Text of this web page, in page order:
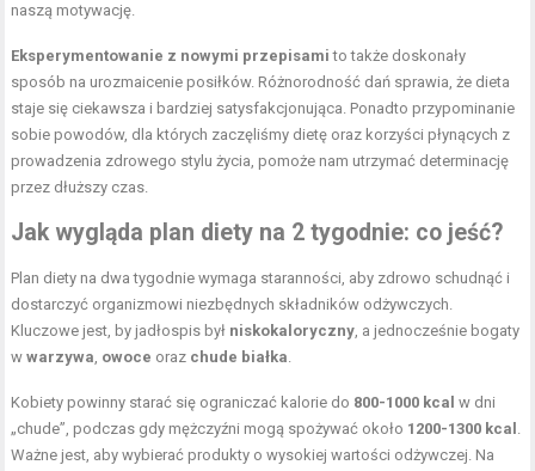
naszą motywację.
Eksperymentowanie z nowymi przepisami to także doskonały
sposób na urozmaicenie posiłków. Różnorodność dań sprawia, że dieta
staje się ciekawsza i bardziej satysfakcjonująca. Ponadto przypominanie
sobie powodów, dla których zaczęliśmy dietę oraz korzyści płynących z
prowadzenia zdrowego stylu życia, pomoże nam utrzymać determinację
przez dłuższy czas.
Jak wygląda plan diety na 2 tygodnie: co jeść?
Plan diety na dwa tygodnie wymaga staranności, aby zdrowo schudnąć i
dostarczyć organizmowi niezbędnych składników odżywczych.
Kluczowe jest, by jadłospis był niskokaloryczny, a jednocześnie bogaty
wwarzywa, owoce oraz chude białka.
Kobiety powinny starać się ograniczać kalorie do 800-1000 kcal w dni
„chude”, podczas gdy mężczyźni mogą spożywać około 1200-1300 kcal .
Ważne jest, aby wybierać produkty o wysokiej wartości odżywczej. Na